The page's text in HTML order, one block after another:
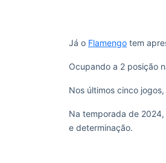
Já o Flamengo tem
Ocupando a 2 posição
Nos últimos cinco
Na temporada de
e determinação.